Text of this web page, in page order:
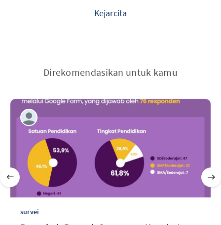
Kejarcita
Direkomendasikan untuk kamu
survei